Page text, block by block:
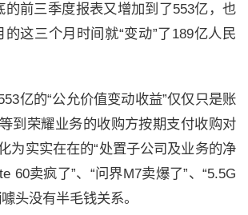
的前三季度报表又增加到了553亿，也
的这三个月时间就“变动”了 189亿人民
亿的“公允价值变动收益”仅仅只是账
到荣耀业务的收购方按期支付收购对
为实实在在的“处置子公司及业务的净
60卖疯了”、“问界M7卖爆了”、“5.5G
头没有半毛钱关系。